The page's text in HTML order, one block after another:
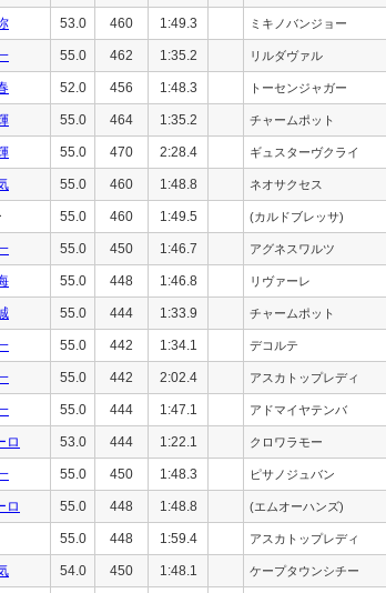
53.0 460 1:49.3 ミキノバンジョー
55.0 462 1:35.2 リルダヴァル
52.0 456 1:48.3 トーセンジャガー
55.0 464 1:35.2 チャームポット
55.0 470 2:28.4 ギュスターヴクライ
55.0 460 1:48.8 ネオサクセス
55.0 460 1:49.5 (カルドブレッサ)
55.0 450 1:46.7 アグネスワルツ
55.0 448 1:46.8 リヴァーレ
55.0 444 1:33.9 チャームポット
55.0 442 1:34.1 デコルテ
55.0 442 2:02.4 アスカトップレディ
55.0 444 1:47.1 アドマイヤテンバ
ロ 53.0 444 1:22.1 クロワラモー
55.0 450 1:48.3 ピサノジュバン
ロ 55.0 448 1:48.8 (エムオーハンズ)
55.0 448 1:59.4 アスカトップレディ
54.0 450 1:48.1 ケープタウンシチー